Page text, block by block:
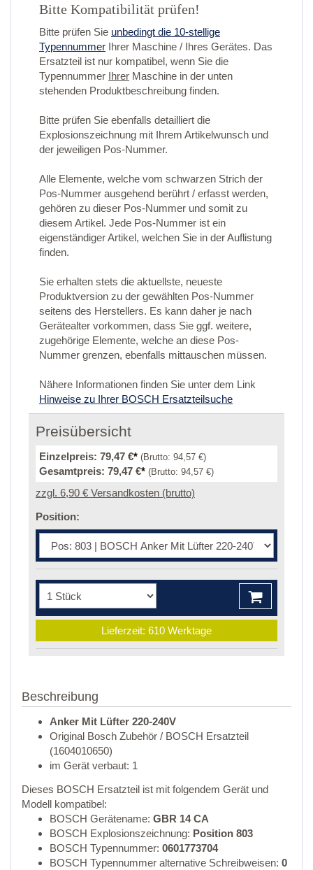
Bitte Kompatibilität prüfen!
Bitte prüfen Sie unbedingt die 10-stellige
Typennummer Ihrer Maschine / Ihres Gerätes. Das
Ersatzteil ist nur kompatibel, wenn Sie die
Typennummer Ihrer Maschine in der unten
stehenden Produktbeschreibung finden.
Bitte prüfen Sie ebenfalls detailliert die
Explosionszeichnung mit Ihrem Artikelwunsch und
der jeweiligen Pos-Nummer.
Alle Elemente, welche vom schwarzen Strich der
Pos-Nummer ausgehend berührt / erfasst werden,
gehören zu dieser Pos-Nummer und somit zu
diesem Artikel. Jede Pos-Nummer ist ein
eigenständiger Artikel, welchen Sie in der Auflistung
finden.
Sie erhalten stets die aktuellste, neueste
Produktversion zu der gewählten Pos-Nummer
seitens des Herstellers. Es kann daher je nach
Gerätealter vorkommen, dass Sie ggf. weitere,
zugehörige Elemente, welche an diese Pos-
Nummer grenzen, ebenfalls mittauschen müssen.
Nähere Informationen finden Sie unter dem Link
Hinweise zu Ihrer BOSCH Ersatzteilsuche
Preisübersicht
Einzelpreis: 79,47 €* (Brutto: 94,57 €)
Gesamtpreis: 79,47 €* (Brutto: 94,57 €)
zzgl. 6,90 € Versandkosten (brutto)
Position:
Lieferzeit: 610 Werktage
Beschreibung
Anker Mit Lüfter 220-240V
Original Bosch Zubehör / BOSCH Ersatzteil
(1604010650)
im Gerät verbaut: 1
Dieses BOSCH Ersatzteil ist mit folgendem Gerät und
Modell kompatibel:
BOSCH Gerätename: GBR 14 CA
BOSCH Explosionszeichnung: Position 803
BOSCH Typennummer: 0601773704
BOSCH Typennummer alternative Schreibweisen: 0